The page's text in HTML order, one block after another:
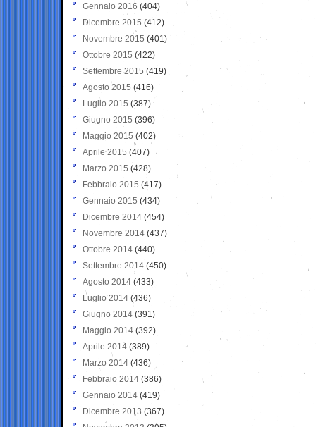
Gennaio 2016 (404)
Dicembre 2015 (412)
Novembre 2015 (401)
Ottobre 2015 (422)
Settembre 2015 (419)
Agosto 2015 (416)
Luglio 2015 (387)
Giugno 2015 (396)
Maggio 2015 (402)
Aprile 2015 (407)
Marzo 2015 (428)
Febbraio 2015 (417)
Gennaio 2015 (434)
Dicembre 2014 (454)
Novembre 2014 (437)
Ottobre 2014 (440)
Settembre 2014 (450)
Agosto 2014 (433)
Luglio 2014 (436)
Giugno 2014 (391)
Maggio 2014 (392)
Aprile 2014 (389)
Marzo 2014 (436)
Febbraio 2014 (386)
Gennaio 2014 (419)
Dicembre 2013 (367)